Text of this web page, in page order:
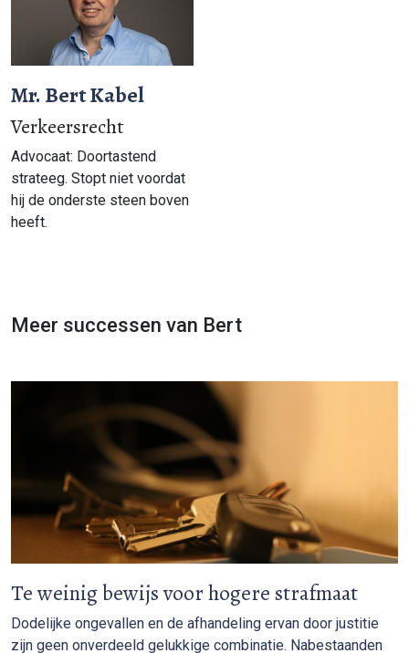
Mr. Bert Kabel
Verkeersrecht
Advocaat: Doortastend
strateeg. Stopt niet voordat
hij de onderste steen boven
heeft.
Meer successen van Bert
Te weinig bewijs voor hogere strafmaat
Dodelijke ongevallen en de afhandeling ervan door justitie
zijn geen onverdeeld gelukkige combinatie. Nabestaanden